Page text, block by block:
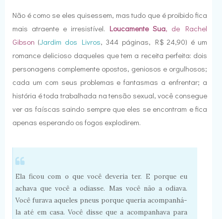
Não é como se eles quisessem, mas tudo que é proibido fica
mais atraente e irresistível. Loucamente Sua, de Rachel
Gibson (Jardim dos Livros, 344 páginas, R$ 24,90) é um
romance delicioso daqueles que tem a receita perfeita: dois
personagens complemente opostos, geniosos e orgulhosos;
cada um com seus problemas e fantasmas a enfrentar; a
história é toda trabalhada na tensão sexual, você consegue
ver as faíscas saindo sempre que eles se encontram e fica
apenas esperando os fogos explodirem.
Ela ficou com o que você deveria ter. E porque eu
achava que você a odiasse. Mas você não a odiava.
Você furava aqueles pneus porque queria acompanhá-
la até em casa. Você disse que a acompanhava para